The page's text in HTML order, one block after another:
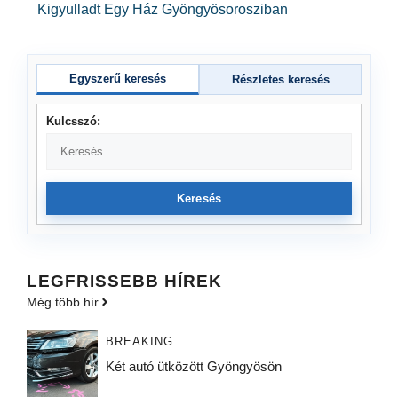
Kigyulladt Egy Ház Gyöngyösorosziban
Egyszerű keresés Részletes keresés
Kulcsszó:
Keresés
LEGFRISSEBB HÍREK
Még több hír
BREAKING
Két autó ütközött Gyöngyösön